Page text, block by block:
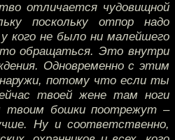
отличается чудовищной
поскольку отпор надо
кого не было ни малейшего
обращаться. Это внутри
Одновременно с этим
потому что если ты
твоей жене там ноги
твоим бошки поотрежут –
Ну и соответственно,